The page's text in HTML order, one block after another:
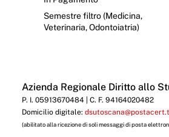
Semestre filtro (Medicina,
Veterinaria, Odontoiatria)
Azienda Regionale Diritto allo
P. I. 05913670484 | C. F. 94164020482
Domicilio digitale:
(abilitato alla ricezione di soli messaggi di posta